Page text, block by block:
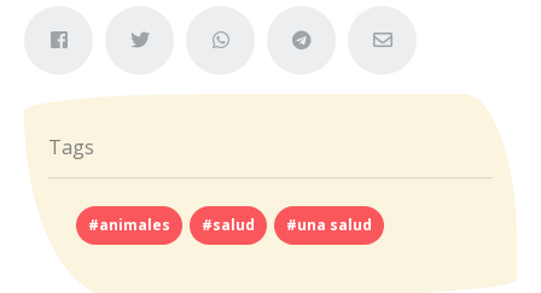
Tags
#animales #salud #una salud